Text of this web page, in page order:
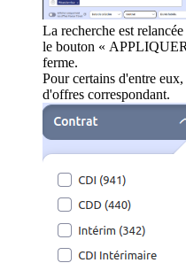
La recherche est
le bouton «
ferme.
Pour certains d'entre
d'offres correspondant.